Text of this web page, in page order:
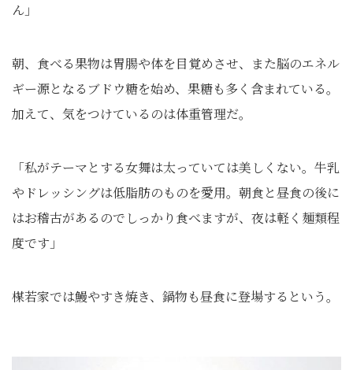
ん」
朝、食べる果物は胃腸や体を目覚めさせ、また脳のエネル
ギー源となるブドウ糖を始め、果糖も多く含まれている。
加えて、気をつけているのは体重管理だ。
「私がテーマとする女舞は太っていては美しくない。牛乳
やドレッシングは低脂肪のものを愛用。朝食と昼食の後に
はお稽古があるのでしっかり食べますが、夜は軽く麺類程
度です」
楳若家では鰻やすき焼き、鍋物も昼食に登場するという。